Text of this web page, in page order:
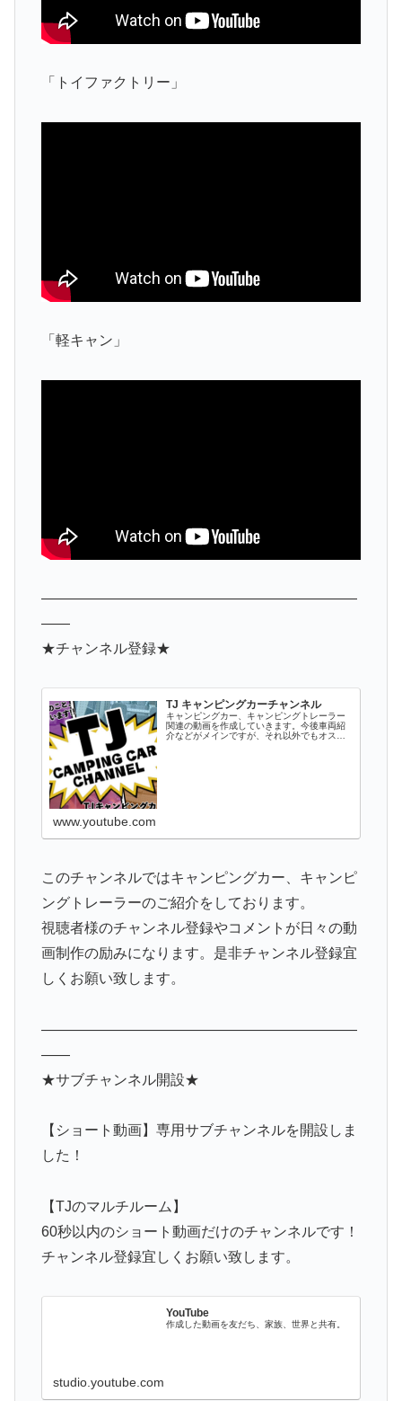
「トイファクトリー」
「軽キャン」
——————————————————————
——
★チャンネル登録★
TJ キャンピングカーチャンネル
キャンピングカー、キャンピングトレーラー
関連の動画を作成していきます。今後車両紹
介などがメインですが、それ以外でもオスス
www.youtube.com
このチャンネルではキャンピングカー、キャンピ
ングトレーラーのご紹介をしております。
視聴者様のチャンネル登録やコメントが日々の動
画制作の励みになります。是非チャンネル登録宜
しくお願い致します。
——————————————————————
——
★サブチャンネル開設★
【ショート動画】専用サブチャンネルを開設しま
した！
【TJのマルチルーム】
60秒以内のショート動画だけのチャンネルです！
チャンネル登録宜しくお願い致します。
YouTube
作成した動画を友だち、家族、世界と共有。
studio.youtube.com